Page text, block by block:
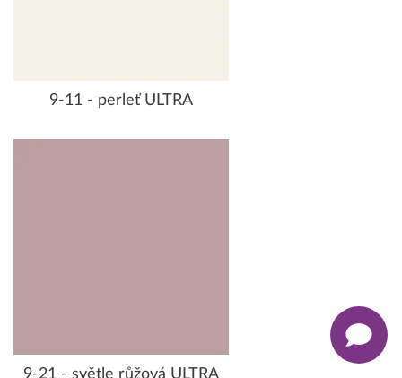
9-11 - perleť ULTRA
9-21 - světle růžová ULTRA